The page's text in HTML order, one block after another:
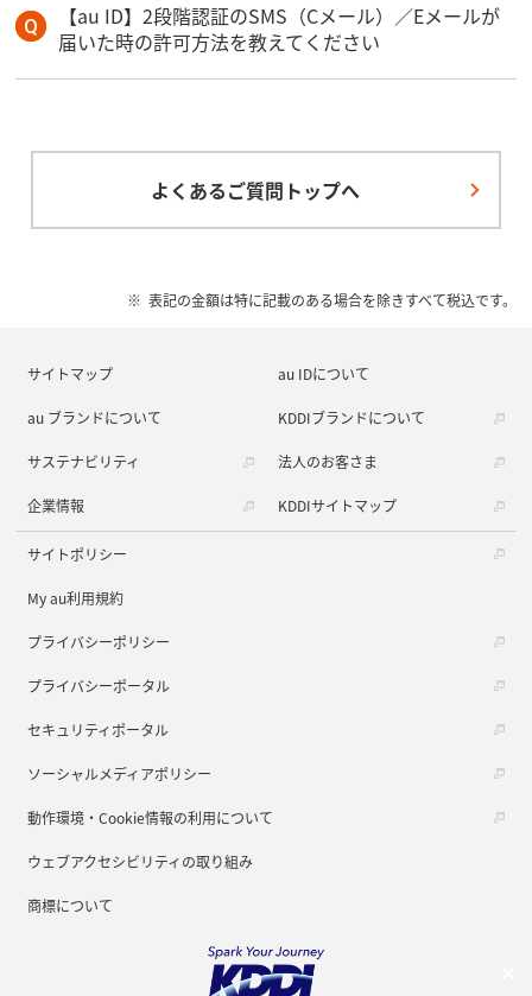
【au ID】2段階認証のSMS（Cメール）／Eメールが
届いた時の許可方法を教えてください
よくあるご質問トップへ
表記の金額は特に記載のある場合を除きすべて税込です。
サイトマップ au IDについて
au ブランドについて KDDIブランドについて
サステナビリティ 法人のお客さま
企業情報 KDDIサイトマップ
サイトポリシー
My au利用規約
プライバシーポリシー
プライバシーポータル
セキュリティポータル
ソーシャルメディアポリシー
動作環境・Cookie情報の利用について
ウェブアクセシビリティの取り組み
商標について